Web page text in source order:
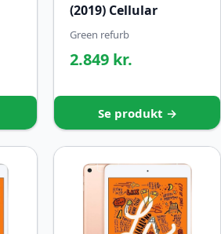
(2019) Cellular
Green refurb
2.849 kr.
Se produkt →